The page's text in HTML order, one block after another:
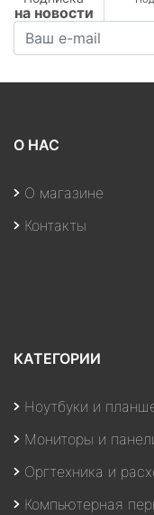
на новости
О НАС
О магазине
Контакты
КАТЕГОРИИ
Ноутбуки и
Мониторы и
Оргтехника и
Компьютерная